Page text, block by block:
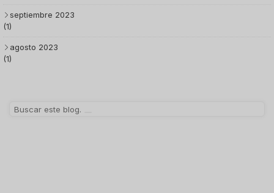
septiembre 2023
(1)
agosto 2023
(1)